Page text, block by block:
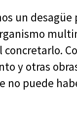
un
y otras
puede